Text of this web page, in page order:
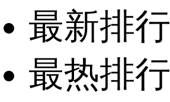
最新排行
最热排行